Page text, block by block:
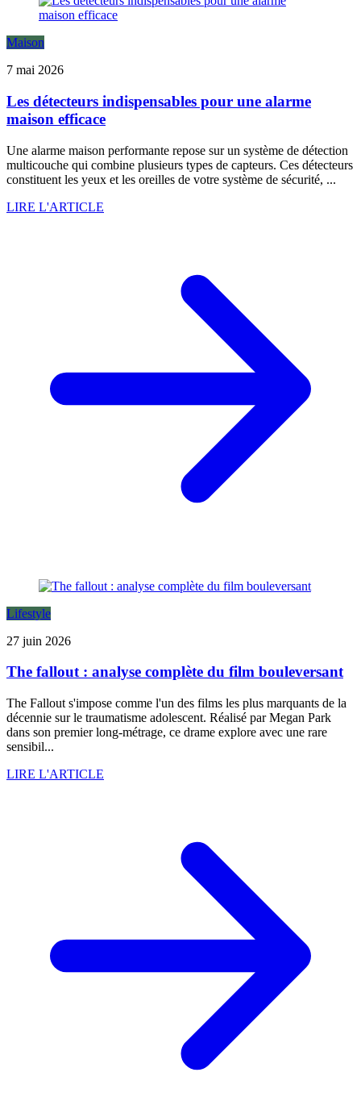
Maison
7 mai 2026
Les détecteurs indispensables pour une alarme
maison efficace
Une alarme maison performante repose sur un système de détection
multicouche qui combine plusieurs types de capteurs. Ces détecteurs
constituent les yeux et les oreilles de votre système de sécurité, ...
LIRE L'ARTICLE
Lifestyle
27 juin 2026
The fallout : analyse complète du film bouleversant
The Fallout s'impose comme l'un des films les plus marquants de la
décennie sur le traumatisme adolescent. Réalisé par Megan Park
dans son premier long-métrage, ce drame explore avec une rare
sensibil...
LIRE L'ARTICLE